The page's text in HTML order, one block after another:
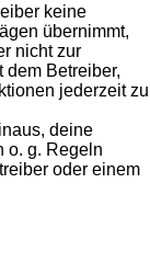
keine
übernimmt,
nicht zur
dem Betreiber,
jederzeit zu
deine
o. g. Regeln
oder einem